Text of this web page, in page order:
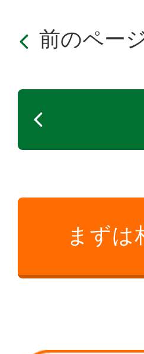
前のペー
まずは